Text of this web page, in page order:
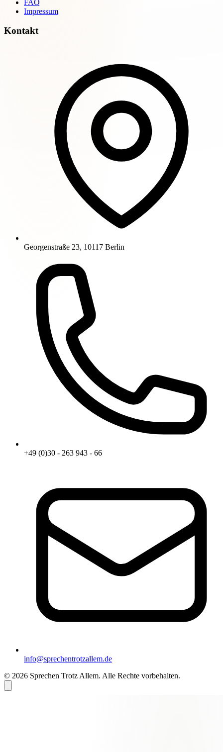
FAQ
Impressum
Kontakt
Georgenstraße 23, 10117 Berlin
+49 (0)30 - 263 943 - 66
info@sprechentrotzallem.de
© 2026 Sprechen Trotz Allem. Alle Rechte vorbehalten.